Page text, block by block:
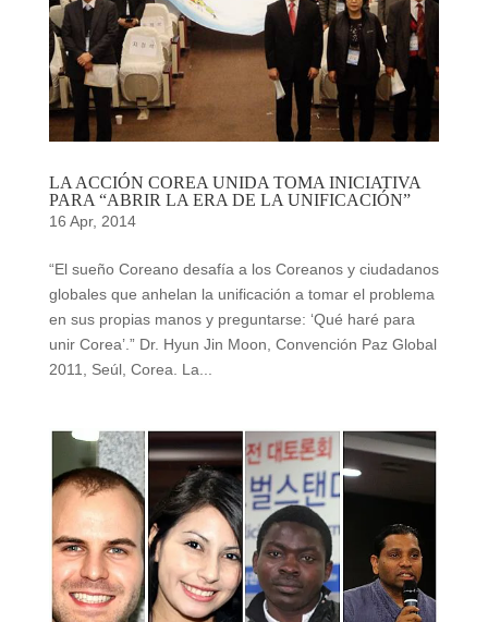
LA ACCIÓN COREA UNIDA TOMA INICIATIVA
PARA “ABRIR LA ERA DE LA UNIFICACIÓN”
16 Apr, 2014
“El sueño Coreano desafía a los Coreanos y ciudadanos
globales que anhelan la unificación a tomar el problema
en sus propias manos y preguntarse: ‘Qué haré para
unir Corea’.” Dr. Hyun Jin Moon, Convención Paz Global
2011, Seúl, Corea. La...